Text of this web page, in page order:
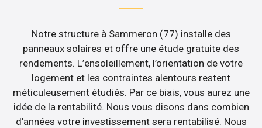
Notre structure à Sammeron (77) installe des
panneaux solaires et offre une étude gratuite des
rendements. L’ensoleillement, l’orientation de votre
logement et les contraintes alentours restent
méticuleusement étudiés. Par ce biais, vous aurez une
idée de la rentabilité. Nous vous disons dans combien
d’années votre investissement sera rentabilisé. Nous